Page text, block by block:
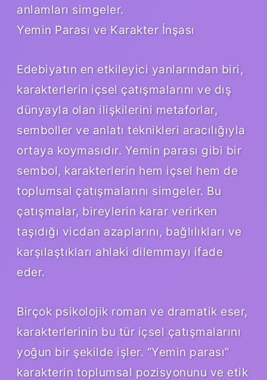
anlamları simgeler.
Yemin Parası ve Karakter İnşası
Edebiyatın en etkileyici yanlarından biri,
karakterlerin içsel çatışmalarını ve dış
dünyayla olan ilişkilerini metaforlar,
semboller ve anlatı teknikleri aracılığıyla
ortaya koymasıdır. Yemin parası gibi bir
sembol, karakterlerin hem içsel hem de
toplumsal çatışmalarını simgeler. Bu
çatışmalar, bireylerin karar verirken
taşıdığı vicdan azaplarını, bağlılıkları ve
karşılaştıkları ahlaki dilemmayı ifade
eder.
Birçok psikolojik roman ve dramatik eser,
karakterlerinin bu tür içsel çatışmalarını
yoğun bir şekilde işler. “Yemin parası”
karakterin toplumsal pozisyonunu ve etik